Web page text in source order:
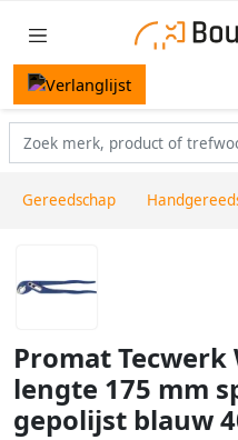
Gereedschap
Promat
lengte 175 mm
gepolijst blauw